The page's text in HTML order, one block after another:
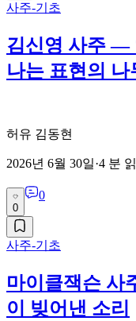
사주-기초
김신영 사주 —
나는 표현의 나
허유 김동현
2026년 6월 30일·4 분 읽
0
0
사주-기초
마이클잭슨 사
이 빚어낸 소리